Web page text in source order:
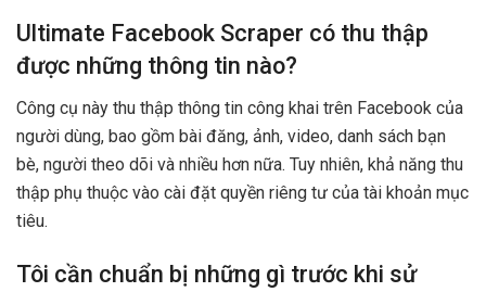
Ultimate Facebook Scraper có thu thập
được những thông tin nào?
Công cụ này thu thập thông tin công khai trên Facebook của
người dùng, bao gồm bài đăng, ảnh, video, danh sách bạn
bè, người theo dõi và nhiều hơn nữa. Tuy nhiên, khả năng thu
thập phụ thuộc vào cài đặt quyền riêng tư của tài khoản mục
tiêu.
Tôi cần chuẩn bị những gì trước khi sử